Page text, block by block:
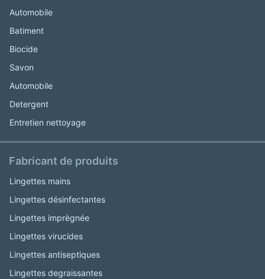
Automobile
Batiment
Biocide
Savon
Automobile
Detergent
Entretien nettoyage
Fabricant de produits
Lingettes mains
Lingettes désinfectantes
Lingettes imprègnée
Lingettes virucides
Lingettes antiseptiques
Lingettes degraissantes